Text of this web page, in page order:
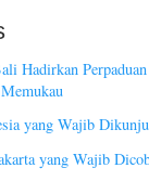
Hadirkan
yang Wajib
yang Wajib